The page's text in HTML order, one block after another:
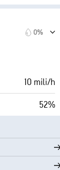
5 mili
0%
10 mili/h
52%
5 mili
30000 stopy